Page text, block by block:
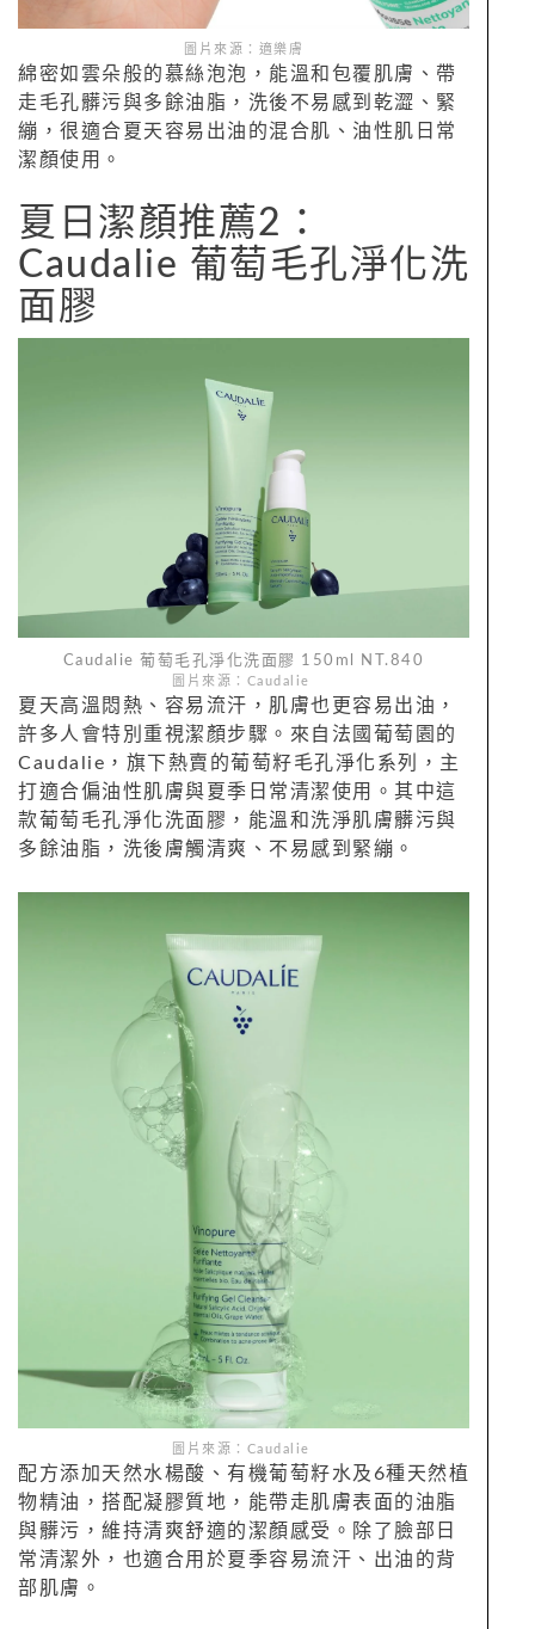
圖片來源：適樂膚
綿密如雲朵般的慕絲泡泡，能溫和包覆肌膚、帶
走毛孔髒污與多餘油脂，洗後不易感到乾澀、緊
繃，很適合夏天容易出油的混合肌、油性肌日常
潔顏使用。
夏日潔顏推薦2：
Caudalie 葡萄毛孔淨化洗
面膠
Caudalie 葡萄毛孔淨化洗面膠 150ml NT.840
圖片來源：Caudalie
夏天高溫悶熱、容易流汗，肌膚也更容易出油，
許多人會特別重視潔顏步驟。來自法國葡萄園的
Caudalie，旗下熱賣的葡萄籽毛孔淨化系列，主
打適合偏油性肌膚與夏季日常清潔使用。其中這
款葡萄毛孔淨化洗面膠，能溫和洗淨肌膚髒污與
多餘油脂，洗後膚觸清爽、不易感到緊繃。
圖片來源：Caudalie
配方添加天然水楊酸、有機葡萄籽水及6種天然植
物精油，搭配凝膠質地，能帶走肌膚表面的油脂
與髒污，維持清爽舒適的潔顏感受。除了臉部日
常清潔外，也適合用於夏季容易流汗、出油的背
部肌膚。